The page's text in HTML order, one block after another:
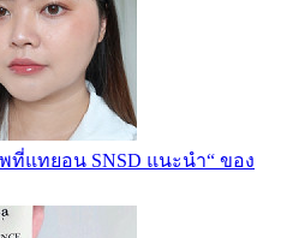
แทยอน SNSD แนะนำ“ ของ